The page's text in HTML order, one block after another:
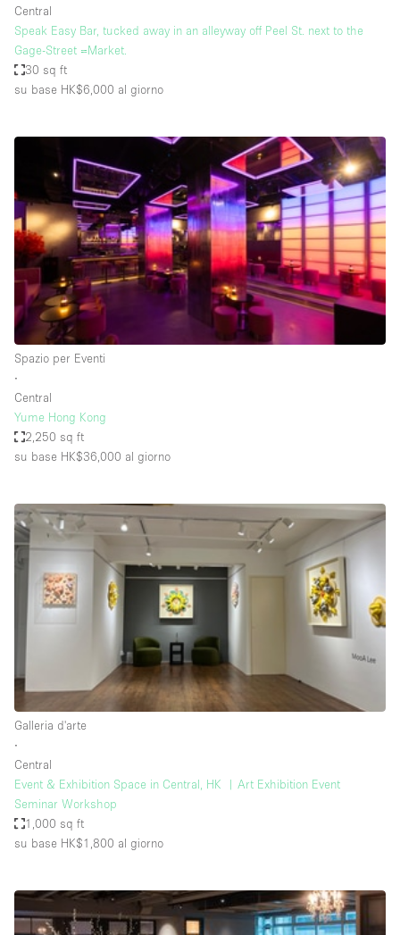
Sala riunioni
Salone
Spazio creativo
Spazio per Eventi
Spazio pubblicitario
Spazio unico
Stand / Bancarella
Stand / Chiosco / Stand
Studio fotografico / riprese
Terrazzo
Accesso per disabili
Ampia Porta d'Ingresso
Animals Friendly
Aria condizionata
Attaccapanni
Attrezzature da ufficio
Bagno
Banconi
Bar
Camerini di prova
Central
Speak Easy Bar, tucked away in an alleyway off Peel St. next to the
Gage-Street =Market.
30 sq ft
su base HK$6,000 al giorno
Spazio per Eventi
∙
Central
Yume Hong Kong
2,250 sq ft
su base HK$36,000 al giorno
Galleria d'arte
∙
Central
Event & Exhibition Space in Central, HK ︳Art Exhibition Event
Seminar Workshop
1,000 sq ft
su base HK$1,800 al giorno